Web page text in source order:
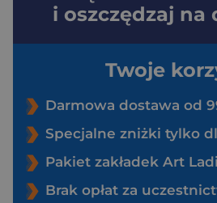
i oszczędzaj na
Twoje
Darmowa dostawa od
Specjalne zniżki tylko
Pakiet zakładek Art
Brak opłat za